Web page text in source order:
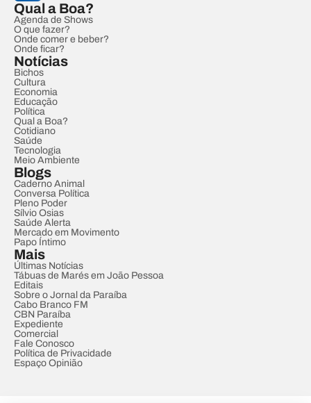
Qual a Boa?
Agenda de Shows
O que fazer?
Onde comer e beber?
Onde ficar?
Notícias
Bichos
Cultura
Economia
Educação
Política
Qual a Boa?
Cotidiano
Saúde
Tecnologia
Meio Ambiente
Blogs
Caderno Animal
Conversa Política
Pleno Poder
Sílvio Osias
Saúde Alerta
Mercado em Movimento
Papo Íntimo
Mais
Últimas Notícias
Tábuas de Marés em João Pessoa
Editais
Sobre o Jornal da Paraíba
Cabo Branco FM
CBN Paraíba
Expediente
Comercial
Fale Conosco
Política de Privacidade
Espaço Opinião